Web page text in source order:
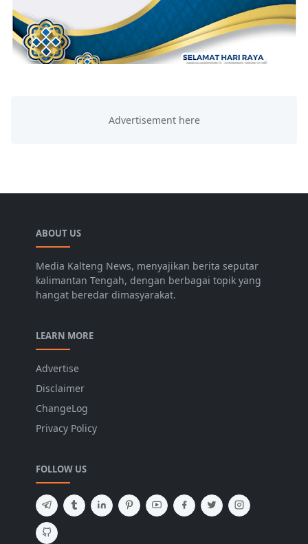
ABOUT US
Media Kalteng News, menyajikan berita seputar
kalimantan Tengah, dengan berbagai topik yang
hangat beredar dimasyarakat.
LEARN MORE
Advertise
Disclaimer
ChangeLog
Privacy Policy
FOLLOW US